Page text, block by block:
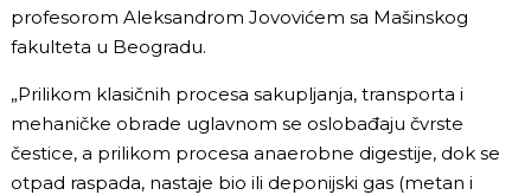
profesorom Aleksandrom Jovovićem sa Mašinskog
fakulteta u Beogradu.
„Prilikom klasičnih procesa sakupljanja, transporta i
mehaničke obrade uglavnom se oslobađaju čvrste
čestice, a prilikom procesa anaerobne digestije, dok se
otpad raspada, nastaje bio ili deponijski gas (metan i